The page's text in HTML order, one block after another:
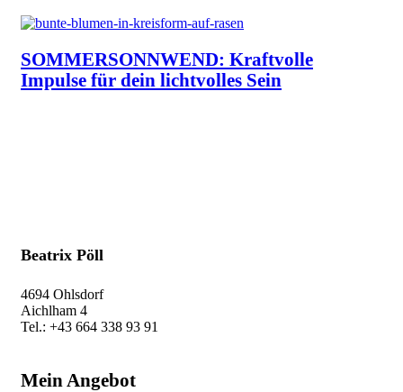
SOMMERSONNWEND: Kraftvolle
Impulse für dein lichtvolles Sein
Beatrix Pöll
4694 Ohlsdorf
Aichlham 4
Tel.: +43 664 338 93 91
Mein Angebot